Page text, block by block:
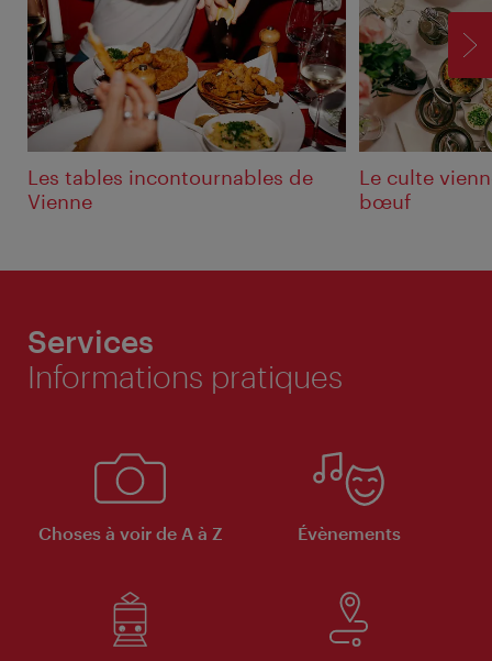
Les tables incontournables de
Vienne
Le culte
bœuf
Services
Informations pratiques
Choses à voir de A à Z Évènements